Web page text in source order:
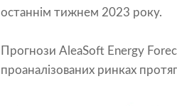
останнім тижнем 2023 року.
Прогнози AleaSoft Energy
проаналізованих ринках